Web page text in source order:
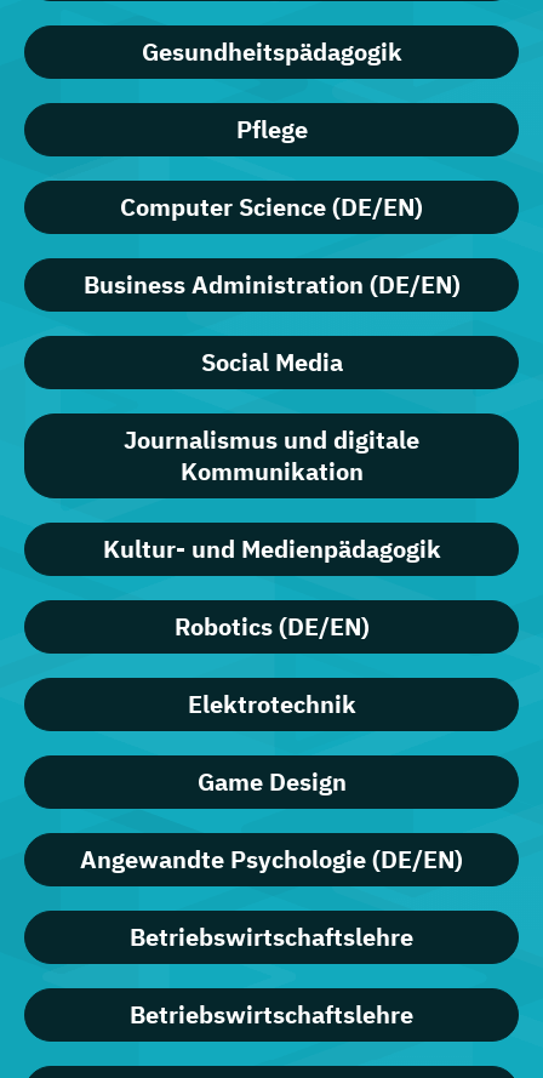
Gesundheitspädagogik
Pflege
Computer Science (DE/EN)
Business Administration (DE/EN)
Social Media
Journalismus und digitale
Kommunikation
Kultur- und Medienpädagogik
Robotics (DE/EN)
Elektrotechnik
Game Design
Angewandte Psychologie (DE/EN)
Betriebswirtschaftslehre
Betriebswirtschaftslehre